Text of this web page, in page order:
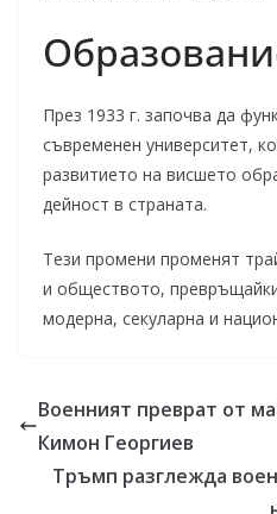
През 1933 г. започва да
съвременен университет,
развитието на висшето
дейност в страната.
Тези промени променят
и обществото,
модерна, секуларна и
Военният преврат от
Кимон Георгиев
Тръмп разглежда